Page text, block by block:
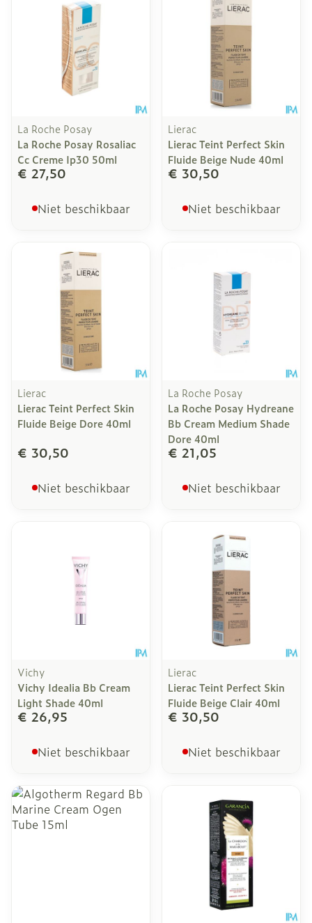
La Roche Posay
La Roche Posay Rosaliac
Cc Creme Ip30 50ml
€ 27,50
Niet beschikbaar
Lierac
Lierac Teint Perfect Skin
Fluide Beige Nude 40ml
€ 30,50
Niet beschikbaar
Lierac
Lierac Teint Perfect Skin
Fluide Beige Dore 40ml
€ 30,50
Niet beschikbaar
La Roche Posay
La Roche Posay Hydreane
Bb Cream Medium Shade
Dore 40ml
€ 21,05
Niet beschikbaar
Vichy
Vichy Idealia Bb Cream
Light Shade 40ml
€ 26,95
Niet beschikbaar
Lierac
Lierac Teint Perfect Skin
Fluide Beige Clair 40ml
€ 30,50
Niet beschikbaar